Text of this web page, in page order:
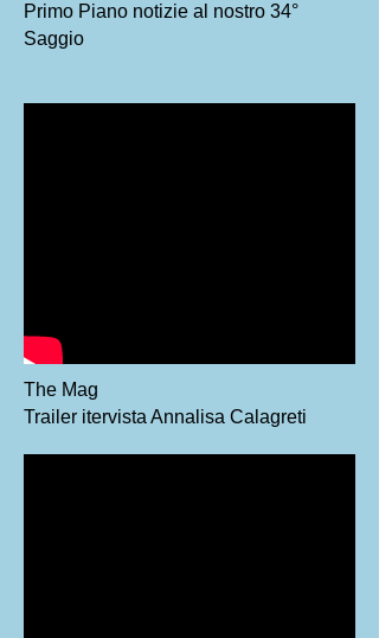
Primo Piano notizie al nostro 34°
Saggio
The Mag
Trailer itervista Annalisa Calagreti